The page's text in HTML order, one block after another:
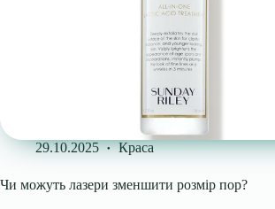
29.10.2025 Краса
Чи можуть лазери зменшити розмір пор?